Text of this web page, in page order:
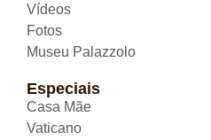
Vídeos
Fotos
Museu Palazzolo
Especiais
Casa Mãe
Vaticano